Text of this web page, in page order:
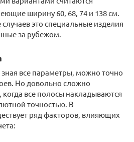
ширину 60, 68, 74 и 138 см.
это специальные изделия
за рубежом.
все параметры, можно точно
Но довольно сложно
когда все полосы накладываются
точностью. В
ряд факторов, влияющих